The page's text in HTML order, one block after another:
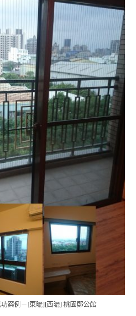
案例－[東曬][西曬] 桃園鄭公館